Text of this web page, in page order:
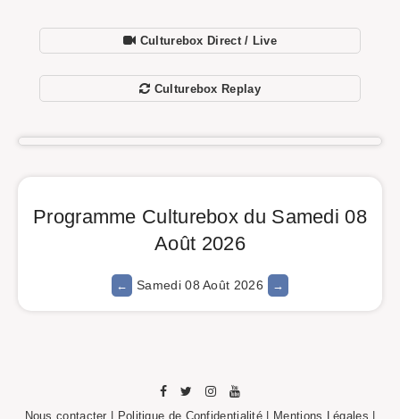
Culturebox Direct / Live
Culturebox Replay
Programme Culturebox du Samedi 08
Août 2026
Samedi 08 Août 2026
Nous contacter Politique de Confidentialité Mentions Légales